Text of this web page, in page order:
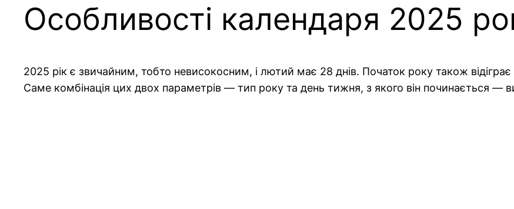
Особливості календаря 2025
2025 рік є звичайним, тобто невисокосним, і лютий має 28 днів. Початок року також
Саме комбінація цих двох параметрів — тип року та день тижня, з якого він починається —